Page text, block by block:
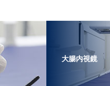
大腸内視鏡